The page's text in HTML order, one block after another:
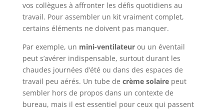
vos collègues à affronter les défis quotidiens au
travail. Pour assembler un kit vraiment complet,
certains éléments ne doivent pas manquer.
Par exemple, un mini-ventilateurou un éventail
peut s’avérer indispensable, surtout durant les
chaudes journées d’été ou dans des espaces de
travail peu aérés. Un tube de crème solairepeut
sembler hors de propos dans un contexte de
bureau, mais il est essentiel pour ceux qui passent